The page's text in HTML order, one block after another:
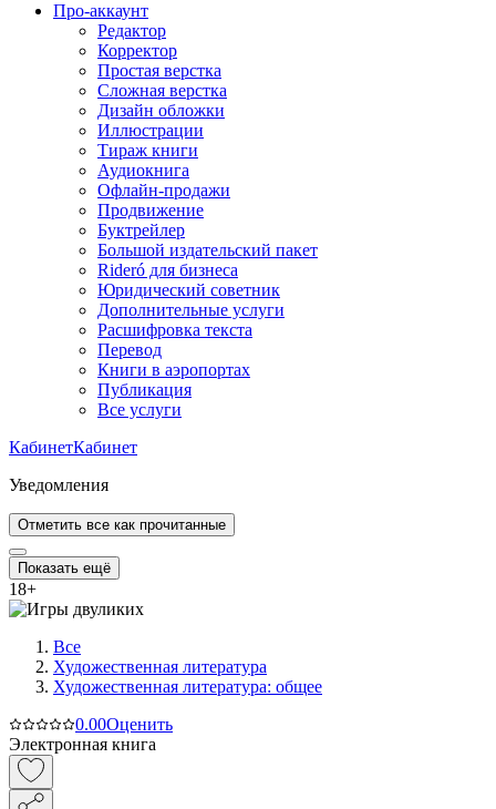
Про-аккаунт
Редактор
Корректор
Простая верстка
Сложная верстка
Дизайн обложки
Иллюстрации
Тираж книги
Аудиокнига
Офлайн-продажи
Продвижение
Буктрейлер
Большой издательский пакет
Rideró для бизнеса
Юридический советник
Дополнительные услуги
Расшифровка текста
Перевод
Книги в аэропортах
Публикация
Все услуги
КабинетКабинет
Уведомления
Отметить все как прочитанные
Показать ещё
18+
Все
Художественная литература
Художественная литература: общее
0.00Оценить
Электронная книга